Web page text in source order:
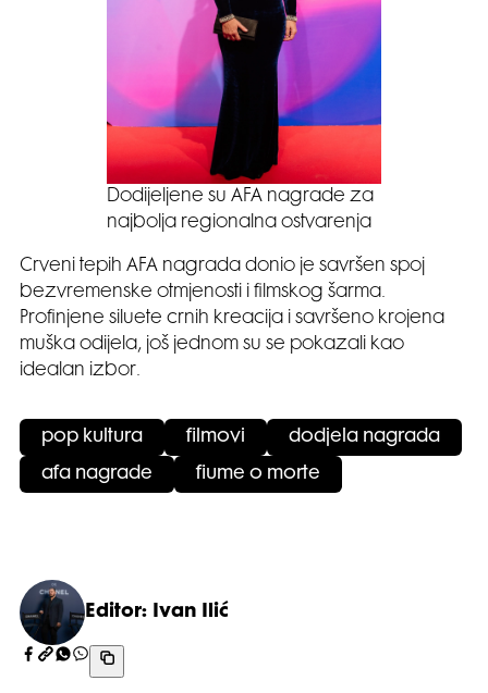
Dodijeljene su AFA nagrade za
najbolja regionalna ostvarenja
Crveni tepih AFA nagrada donio je savršen spoj
bezvremenske otmjenosti i filmskog šarma.
Profinjene siluete crnih kreacija i savršeno krojena
muška odijela, još jednom su se pokazali kao
idealan izbor.
pop kultura filmovi dodjela nagrada
afa nagrade fiume o morte
Editor: Ivan Ilić